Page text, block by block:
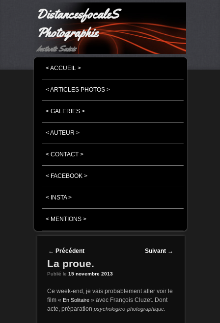
DistancesfocaleS
Photographie
Instants Saisis
MASQUER LA NAVIGATION PRINCIPALE
MASQUER LA NAVIGATION SECONDAIRE
< ACCUEIL >
< ARTICLES PHOTOS >
< GALERIES >
< AUTEUR >
< CONTACT >
< FACEBOOK >
< INSTA >
< MENTIONS >
Post navigation
← Précédent Suivant →
La proue.
Publié le 15 novembre 2013
Ce week-end, je vais probablement aller voir le
film « En Solitaire» avec François Cluzet. Dont
acte, préparation psychologico-photographique.